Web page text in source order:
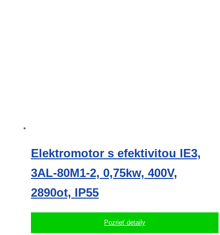
Elektromotor s efektivitou IE3,
3AL-80M1-2, 0,75kw, 400V,
2890ot, IP55
Pozrieť detaily